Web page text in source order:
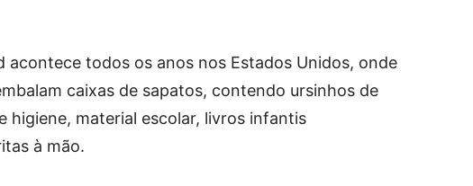
acontece todos os anos nos Estados Unidos, onde
caixas de sapatos, contendo ursinhos de
higiene, material escolar, livros infantis
à mão.